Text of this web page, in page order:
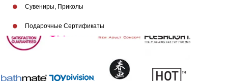
Сувениры, Приколы
Подарочные Сертификаты